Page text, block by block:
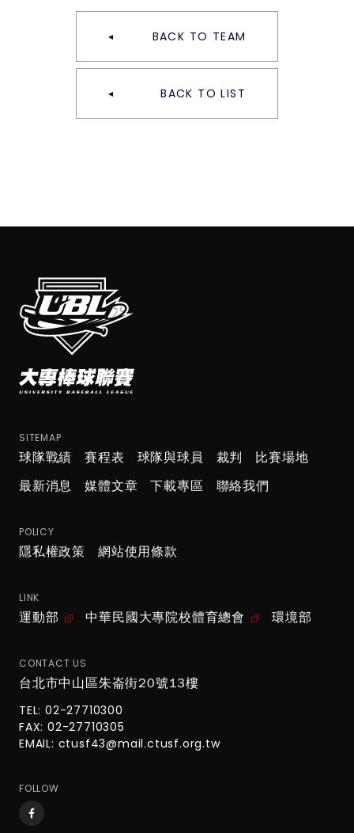
BACK TO TEAM
BACK TO LIST
SITEMAP
球隊戰績 賽程表 球隊與球員 裁判
比賽場地
最新消息
媒體文章 下載專區 聯絡我們
POLICY
隱私權政策 網站使用條款
LINK
運動部 中華民國大專院校體育總會 環境部
CONTACT US
台北市中山區朱崙街20號13樓
TEL: 02-27710300
FAX: 02-27710305
EMAIL: ctusf43@mail.ctusf.org.tw
FOLLOW